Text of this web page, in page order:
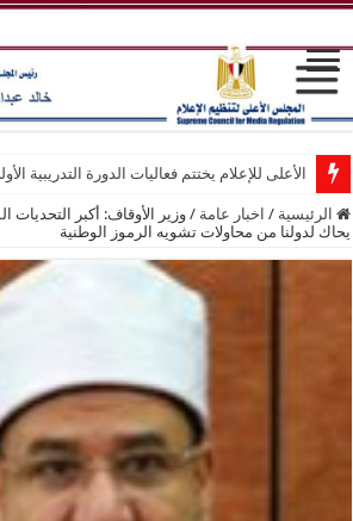
الأعلى للإعلام يختتم فعاليات الدورة التدريبية
الرئيسية / اخبار عامة / وزير الأوقاف: أكبر التحديات
يحاك لدولنا من محاولات تشويه الرموز الوطنية